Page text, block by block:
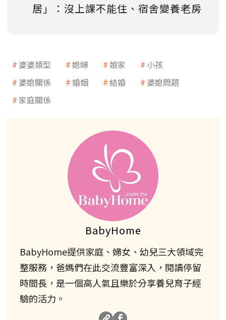
居」：沒上課不能住、宿舍變養老房
婆婆類型 媳婦 娘家
小孩
婆媳關係
婚姻 結婚
婆媳問題
家庭關係
BabyHome
BabyHome提供家庭、婦女、幼兒三大領域完
整服務，爸媽們在此交流豐富深入，閱讀停留
時間長，是一個高人氣且樂於分享養兒育子經
驗的活力。